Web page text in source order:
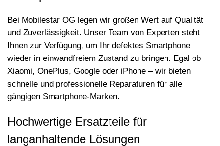
Bei Mobilestar OG legen wir großen Wert auf Qualität
und Zuverlässigkeit. Unser Team von Experten steht
Ihnen zur Verfügung, um Ihr defektes Smartphone
wieder in einwandfreiem Zustand zu bringen. Egal ob
Xiaomi, OnePlus, Google oder iPhone – wir bieten
schnelle und professionelle Reparaturen für alle
gängigen Smartphone-Marken.
Hochwertige Ersatzteile für
langanhaltende Lösungen